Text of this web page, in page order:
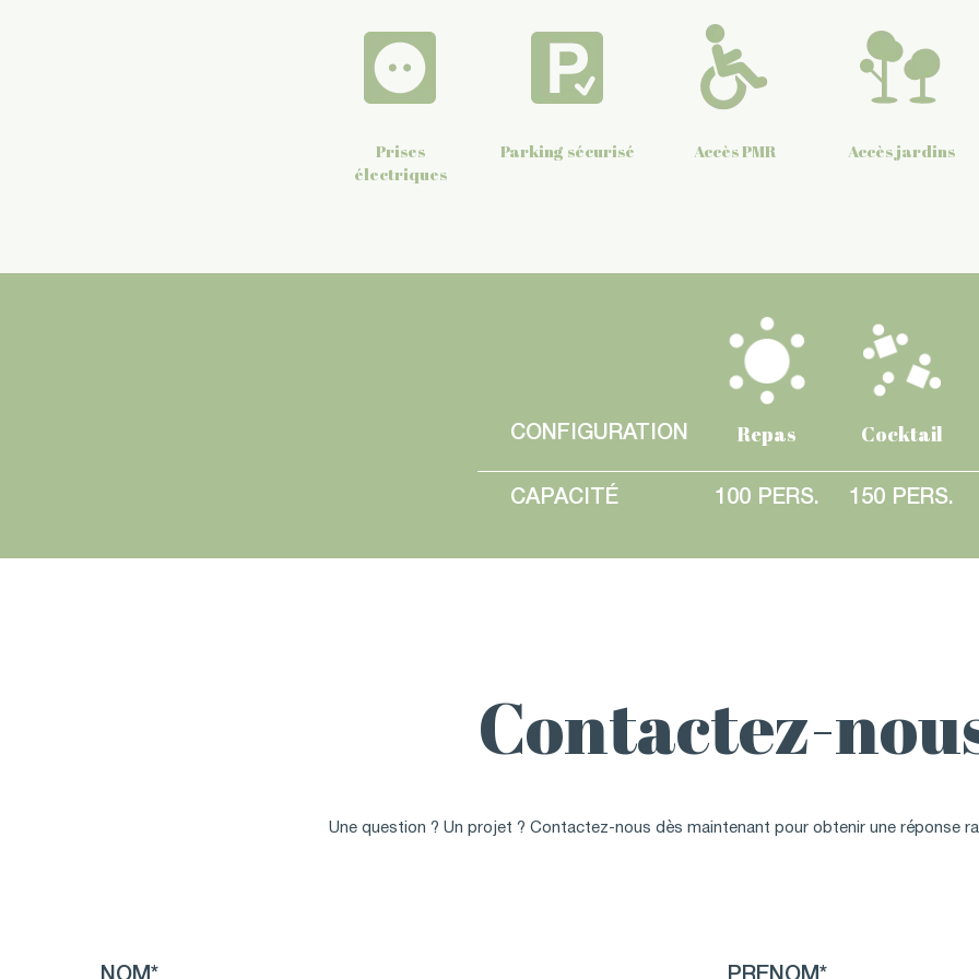
Prises
électriques
Parking sécurisé Accès PMR Accès jardins
CONFIGURATION
CAPACITÉ
Repas
100 PERS.
Cocktail
150 PERS.
Contactez-
Une question ? Un projet ? Contactez-nous dès maintenant pour obtenir une réponse